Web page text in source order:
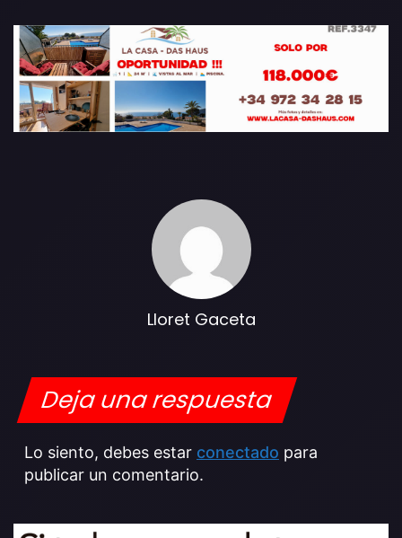
Lloret Gaceta
Deja una respuesta
Lo siento, debes estar conectado para
publicar un comentario.